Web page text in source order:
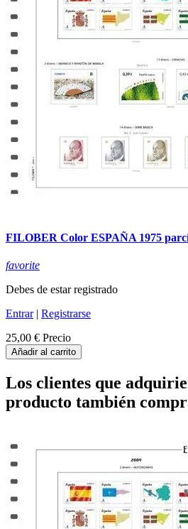
FILOBER Color ESPAÑA 1975
favorite
Debes de estar registrado
Entrar| Registrarse
25,00 € Precio
Añadir al carrito
Los clientes que
producto también